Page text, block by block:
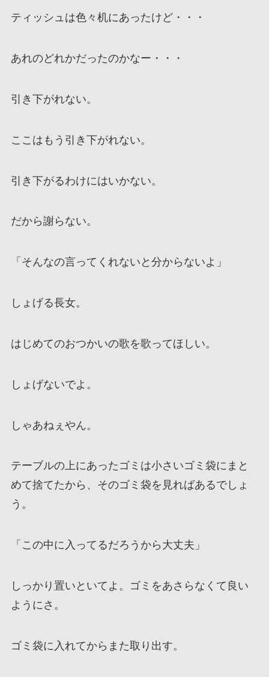
ティッシュは色々机にあったけど・・・
あれのどれかだったのかなー・・・
引き下がれない。
ここはもう引き下がれない。
引き下がるわけにはいかない。
だから謝らない。
「そんなの言ってくれないと分からないよ」
しょげる長女。
はじめてのおつかいの歌を歌ってほしい。
しょげないでよ。
しゃあねぇやん。
テーブルの上にあったゴミは小さいゴミ袋にまと
めて捨てたから、そのゴミ袋を見ればあるでしょ
う。
「この中に入ってるだろうから大丈夫」
しっかり置いといてよ。ゴミをあさらなくて良い
ようにさ。
ゴミ袋に入れてからまた取り出す。